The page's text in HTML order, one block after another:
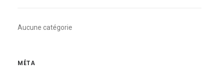
Aucune catégorie
MÉTA